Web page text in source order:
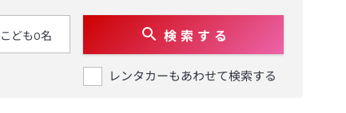
検 索 す る
レンタカーもあわせて検索する